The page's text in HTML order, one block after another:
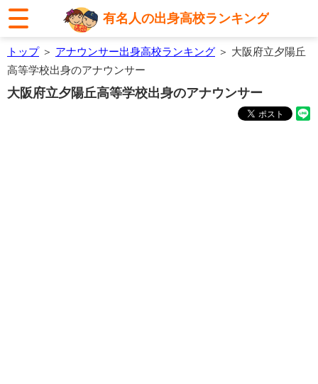
有名人の出身高校ランキング
トップ＞ アナウンサー出身高校ランキング ＞ 大阪府立夕陽丘
高等学校出身のアナウンサー
大阪府立夕陽丘高等学校出身のアナウンサー